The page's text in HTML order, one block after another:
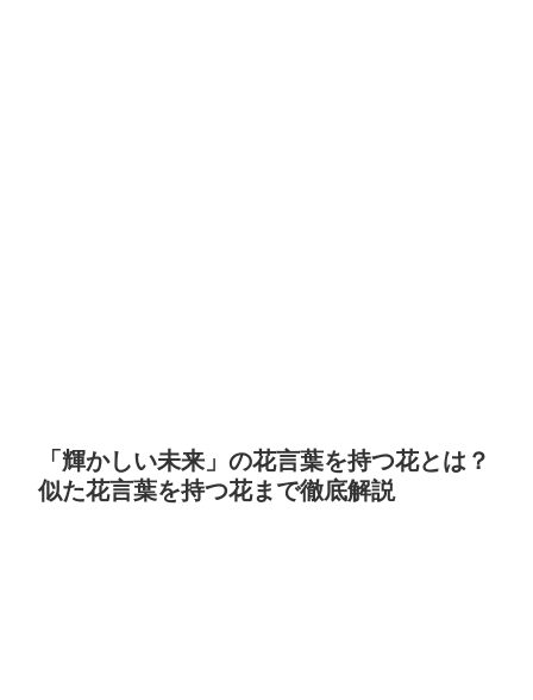
「輝かしい未来」の花言葉を持つ花とは？
似た花言葉を持つ花まで徹底解説